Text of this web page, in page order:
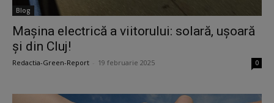
Blog
Mașina electrică a viitorului: solară, ușoară
și din Cluj!
Redactia-Green-Report 19 februarie 2025 0